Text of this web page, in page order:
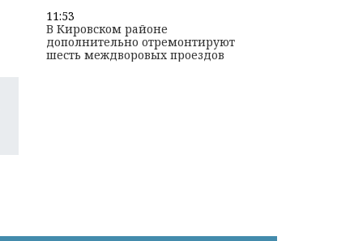
11:53
В Кировском районе
дополнительно отремонтируют
шесть междворовых проездов